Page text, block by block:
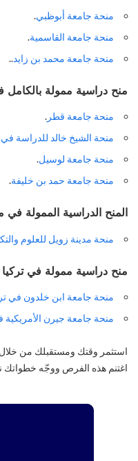
منحة جامعة أبوظبي.
منحة جامعة القاسمية.
منحة جامعة محمد بن زايد..
منح دراسية ممولة بالكامل
منحة جامعة قطر.
منحة الشيخ خالد للدراسة
منحة جامعة لوسيل.
منحة جامعة حمد بن خليفة.
المنح الدراسية الممولة في
منحة مدينة زويل للعلوم
منح دراسية ممولة فيتركيا
منحة جامعة ابن خلدون في
منحة جامعة جيرن
استثمر وقتك ومستقبلك من
اغتنم هذه الفرص ووجّه خطواتك